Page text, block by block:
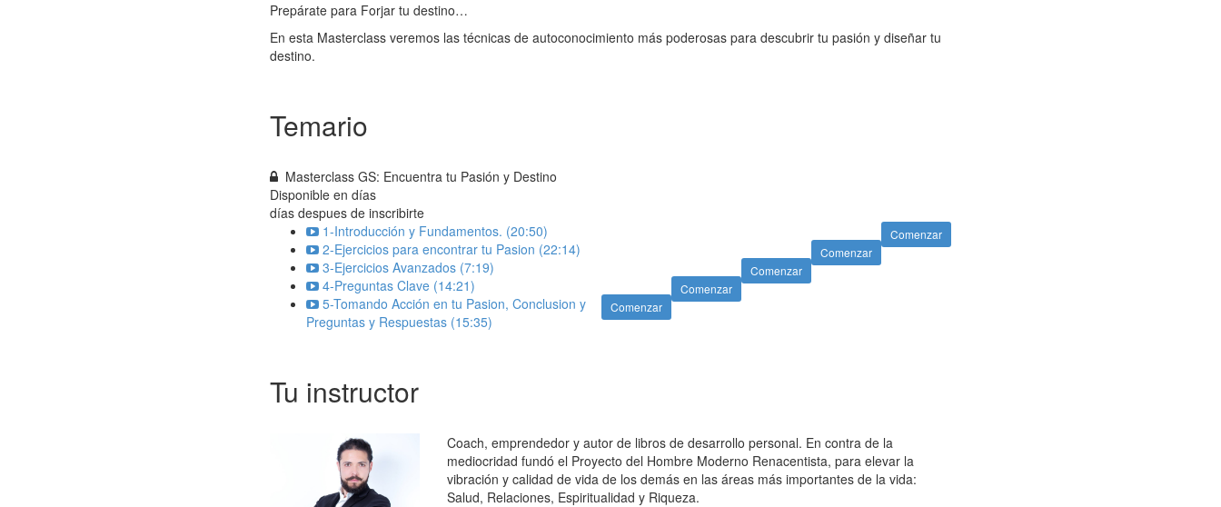
Prepárate para Forjar tu destino…
En esta Masterclass veremos las técnicas de autoconocimiento más poderosas para descubrir tu pasión y diseñar tu
destino.
Temario
Masterclass GS: Encuentra tu Pasión y Destino
Disponible en días
días despues de inscribirte
Comenzar
1-Introducción y Fundamentos. (20:50)
Comenzar
2-Ejercicios para encontrar tu Pasion (22:14)
Comenzar
3-Ejercicios Avanzados (7:19)
Comenzar
4-Preguntas Clave (14:21)
Comenzar
5-Tomando Acción en tu Pasion, Conclusion y
Preguntas y Respuestas (15:35)
Tu instructor
Coach, emprendedor y autor de libros de desarrollo personal. En contra de la
mediocridad fundó el Proyecto del Hombre Moderno Renacentista, para elevar la
vibración y calidad de vida de los demás en las áreas más importantes de la vida:
Salud, Relaciones, Espiritualidad y Riqueza.